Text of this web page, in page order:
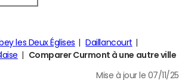
les Deux Églises
Daillancourt
Comparer Curmont à une autre ville
Mise à jour le 07/11/25